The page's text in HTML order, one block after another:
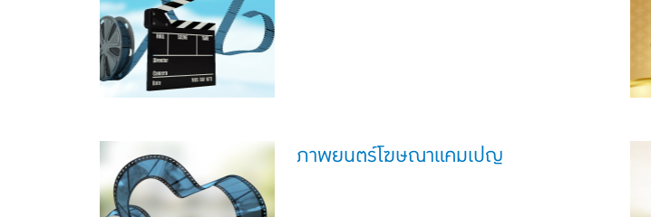
ภาพยนตร์โฆษณาแคมเปญ